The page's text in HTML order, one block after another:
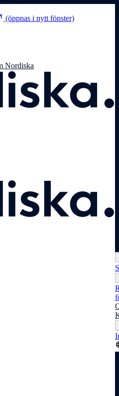
(öppnas i nytt fönster)
Nordiska